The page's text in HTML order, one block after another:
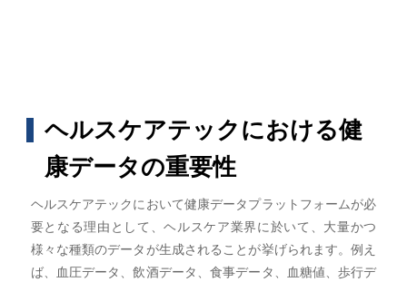
ヘルスケアテックにおける健
康データの重要性
ヘルスケアテックにおいて健康データプラットフォームが必
要となる理由として、ヘルスケア業界に於いて、大量かつ
様々な種類のデータが生成されることが挙げられます。例え
ば、血圧データ、飲酒データ、食事データ、血糖値、歩行デ